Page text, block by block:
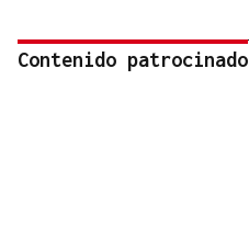
Contenido patrocinado